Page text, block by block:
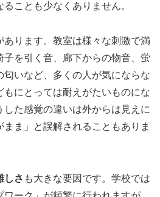
ことも少なくありません。
あります。教室は様々な刺激で満
子を引く音、廊下からの物音、蛍
いなど、多くの人が気にならな
もにとっては耐えがたいものにな
した感覚の違いは外からは見えに
まま」と誤解されることもありま
しさ も大きな要因です。学校では